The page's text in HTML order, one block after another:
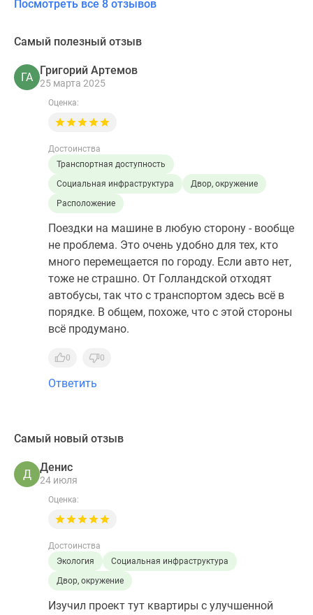
Посмотреть все 8 отзывов
Самый полезный отзыв
ГА
Григорий Артемов
25 марта 2025
Оценка:
Достоинства
Транспортная доступность
Социальная инфраструктура
Двор, окружение
Расположение
Поездки на машине в любую сторону - вообще
не проблема. Это очень удобно для тех, кто
много перемещается по городу. Если авто нет,
тоже не страшно. От Голландской отходят
автобусы, так что с транспортом здесь всё в
порядке. В общем, похоже, что с этой стороны
всё продумано.
0 0
Ответить
Самый новый отзыв
Д
Денис
24 июля
Оценка:
Достоинства
Экология
Социальная инфраструктура
Двор, окружение
Изучил проект тут квартиры с улучшенной